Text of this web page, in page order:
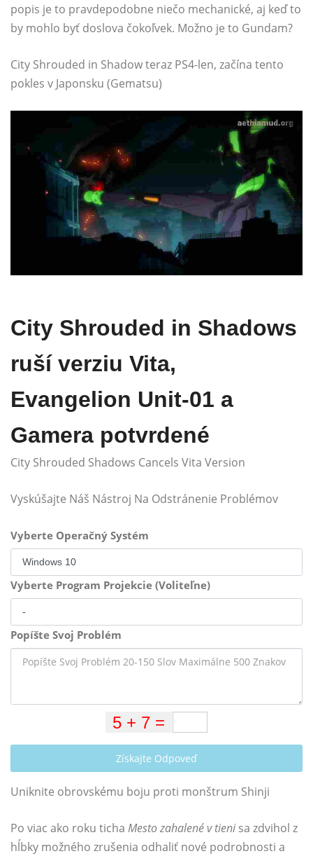
popis je to pravdepodobne niečo mechanické, aj keď to
by mohlo byť doslova čokoľvek. Možno je to Gundam?
City Shrouded in Shadow teraz PS4-len, začína tento
pokles v Japonsku (Gematsu)
City Shrouded in Shadows
ruší verziu Vita,
Evangelion Unit-01 a
Gamera potvrdené
City Shrouded Shadows Cancels Vita Version
Vyskúšajte Náš Nástroj Na Odstránenie Problémov
Vyberte Operačný Systém
Vyberte Program Projekcie (Voliteľne)
Popíšte Svoj Problém
Získajte Odpoveď
Uniknite obrovskému boju proti monštrum Shinji
Po viac ako roku ticha Mesto zahalené v tieni sa zdvihol z
hĺbky možného zrušenia odhaliť nové podrobnosti a